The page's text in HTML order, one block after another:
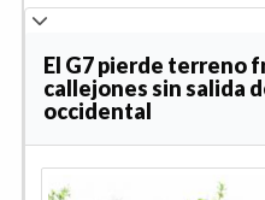
El G7 pierde terreno
callejones sin salida
occidental